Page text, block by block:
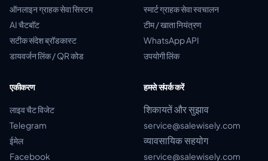
ऑनलाइन ग्राहक सेवा सिस्टम
AI चैटबॉट
सटीक संदेश ब्रॉडकास्ट
डायवर्जन लिंक / QR कोड
स्मार्ट ग्राहक सेवा स्वचालन
टीम / खाता नियंत्रण
WhatsApp API
उपयोगी लिंक
एकीकरण
लाइव चैट विजेट
Telegram
ईमेल
Facebook
हमसे संपर्क करें
शिकायतें और सुझाव
service@salewisely.com
व्यावसायिक सहयोग
service@salewisely.com